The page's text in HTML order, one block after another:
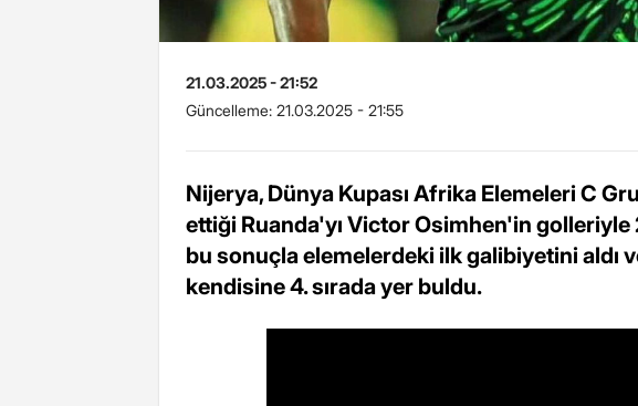
21.03.2025 - 21:52
Güncelleme: 21.03.2025 - 21:55
Nijerya, Dünya Kupası Afrika Elemeleri C
ettiği Ruanda'yı Victor Osimhen'in golleriyle
bu sonuçla elemelerdeki ilk galibiyetini aldı
kendisine 4. sırada yer buldu.